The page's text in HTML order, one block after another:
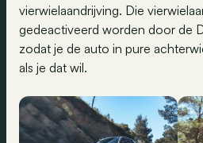
vierwielaandrijving. Die
gedeactiveerd worden door de
zodat je de auto in pure
als je dat wil.